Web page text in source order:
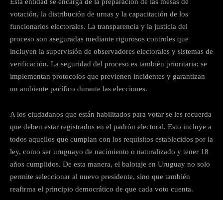
votación, la distribución de urnas y la capacitación de los
funcionarios electorales. La transparencia y la justicia del
proceso son aseguradas mediante rigurosos controles que
incluyen la supervisión de observadores electorales y sistemas de
verificación. La seguridad del proceso es también prioritaria; se
implementan protocolos que previenen incidentes y garantizan
un ambiente pacífico durante las elecciones.
A los ciudadanos que están habilitados para votar se les recuerda
que deben estar registrados en el padrón electoral. Esto incluye a
todos aquellos que cumplan con los requisitos establecidos por la
ley, como ser uruguayo de nacimiento o naturalizado y tener 18
años cumplidos. De esta manera, el balotaje en Uruguay no solo
permite seleccionar al nuevo presidente, sino que también
reafirma el principio democrático de que cada voto cuenta.